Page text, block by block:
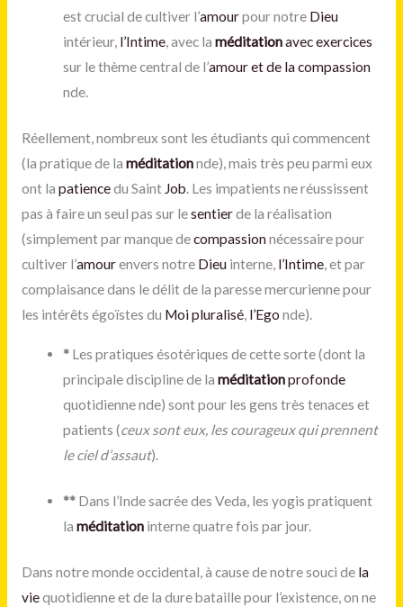
est crucial de cultiver l’amourpour notre Dieu
intérieur, l’Intime, avec laméditationavec exercices
sur le thème central de l’amour et de la compassion
nde.
Réellement, nombreux sont les étudiants qui commencent
(la pratique de la méditationnde), mais très peu parmi eux
ont la patiencedu Saint Job. Les impatients ne réussissent
pas à faire un seul pas sur lesentierde la réalisation
(simplement par manque decompassionnécessaire pour
cultiver l’amourenvers notre Dieuinterne, l’Intime, et par
complaisance dans le délit de la paresse mercurienne pour
les intérêts égoïstes du Moi pluralisé, l’Ego nde).
* Les pratiques ésotériques de cette sorte (dont la
principale discipline de laméditationprofonde
quotidienne nde) sont pour les gens très tenaces et
patients (ceux sont eux, les courageux qui prennent
le ciel d’assaut).
** Dans l’Inde sacrée des Veda, les yogis pratiquent
laméditation interne quatre fois par jour.
Dans notre monde occidental, à cause de notre souci de la
viequotidienne et de la dure bataille pour l’existence, on ne